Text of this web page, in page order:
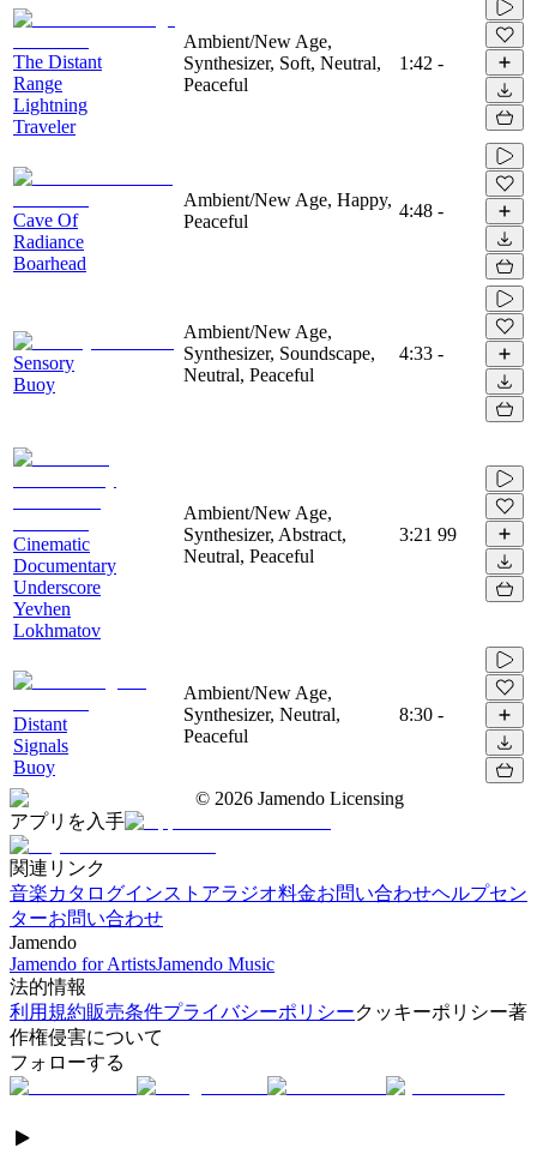
The Distant
Range
Lightning
Traveler
Ambient/New Age,
Synthesizer, Soft, Neutral,
Peaceful
1:42 -
Cave Of
Radiance
Boarhead
Ambient/New Age, Happy,
Peaceful
4:48 -
Sensory
Buoy
Ambient/New Age,
Synthesizer, Soundscape,
Neutral, Peaceful
4:33 -
Cinematic
Documentary
Underscore
Yevhen
Lokhmatov
Ambient/New Age,
Synthesizer, Abstract,
Neutral, Peaceful
3:21 99
Distant
Signals
Buoy
Ambient/New Age,
Synthesizer, Neutral,
Peaceful
8:30 -
© 2026 Jamendo Licensing
アプリを入手
関連リンク
音楽カタログインストアラジオ料金お問い合わせヘルプセン
ターお問い合わせ
Jamendo
Jamendo for ArtistsJamendo Music
法的情報
利用規約販売条件プライバシーポリシークッキーポリシー著
作権侵害について
フォローする